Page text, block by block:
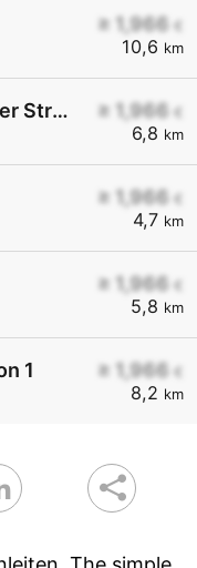
≥ 1,966 €
10,6 km
≥ 1,966 €
6,8 km
AVANTI - Neulengbach, Tullner Straße 1b
≥ 1,966 €
4,7 km
≥ 1,966 €
5,8 km
≥ 1,966 €
8,2 km
1